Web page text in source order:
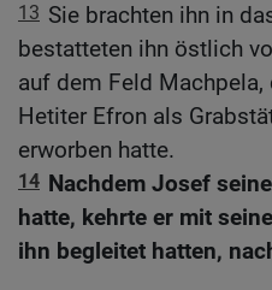
13 Sie brachten ihn in
bestatteten ihn östlich
auf dem Feld
Hetiter Efron als
erworben hatte.
14 Nachdem Josef
hatte, kehrte er mit
ihn begleitet hatten,